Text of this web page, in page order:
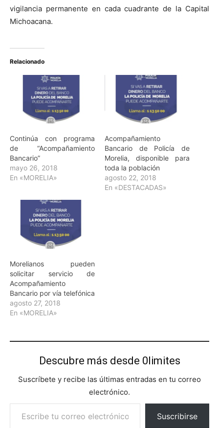
vigilancia permanente en cada cuadrante de la Capital
Michoacana.
Relacionado
Continúa con programa
de “Acompañamiento
Bancario”
mayo 26, 2018
En «MORELIA»
Acompañamiento
Bancario de Policía de
Morelia, disponible para
toda la población
agosto 22, 2018
En «DESTACADAS»
Morelianos pueden
solicitar servicio de
Acompañamiento
Bancario por vía telefónica
agosto 27, 2018
En «MORELIA»
Descubre más desde 0limites
Suscríbete y recibe las últimas entradas en tu correo
electrónico.
Escribe tu correo electrónico…
Suscribirse